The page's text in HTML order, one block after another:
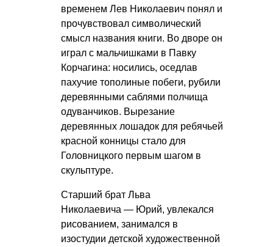
временем Лев Николаевич понял и
прочувствовал символический
смысл названия книги. Во дворе он
играл с мальчишками в Павку
Корчагина: носились, оседлав
пахучие тополиные побеги, рубили
деревянными саблями полчища
одуванчиков. Вырезание
деревянных лошадок для ребячьей
красной конницы стало для
Головницкого первым шагом в
скульптуре.
Старший брат Льва
Николаевича — Юрий, увлекался
рисованием, занимался в
изостудии детской художественной